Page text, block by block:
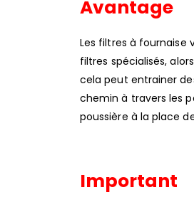
Avantage
Les filtres à fournaise
filtres spécialisés,
cela peut entrainer
chemin à travers les
poussière à la place
Important